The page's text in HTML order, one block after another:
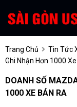
Trang Chủ Tin Tức
Ghi Nhận Hơn 1000
DOANH SỐ
1000 XE BÁN RA